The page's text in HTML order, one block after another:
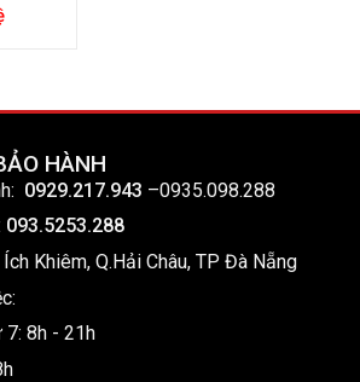
HÀNH
0929.217.943 –0935.098.288
093.5253.288
Khiêm, Q.Hải Châu, TP Đà Nẵng
8h - 21h